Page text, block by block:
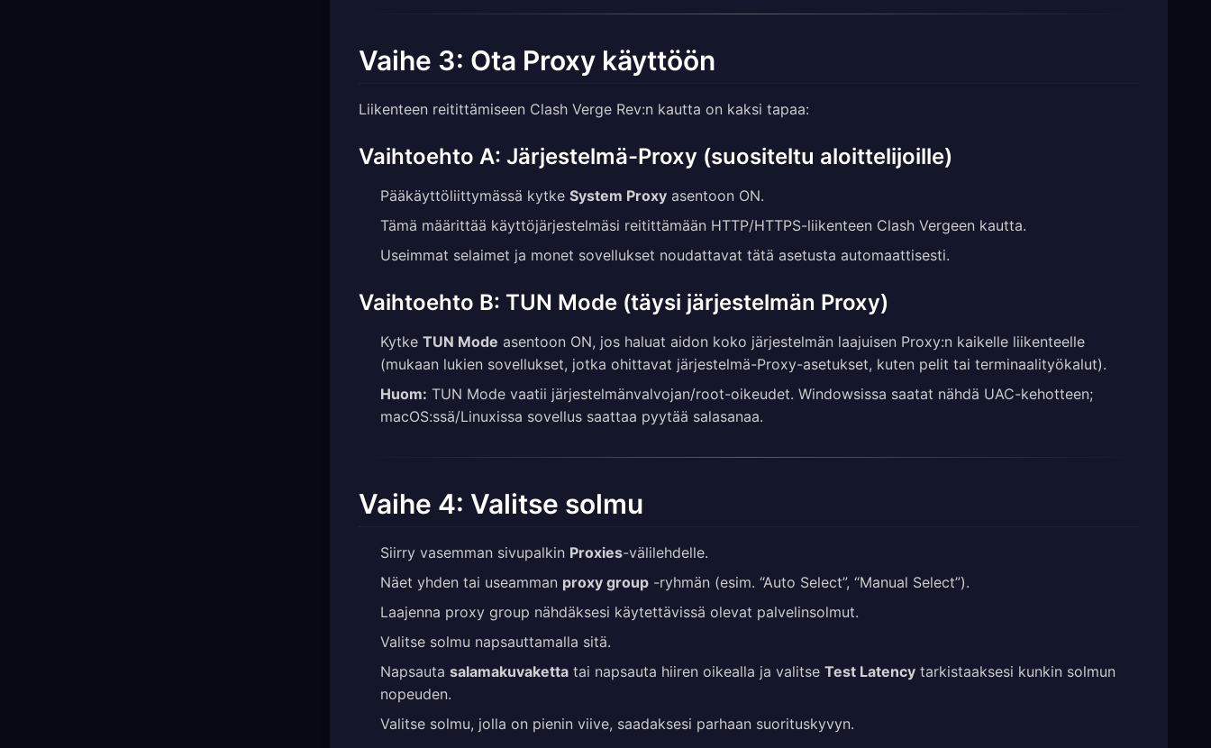
Vaihe 3: Ota Proxy käyttöön
Liikenteen reitittämiseen Clash Verge Rev:n kautta on kaksi tapaa:
Vaihtoehto A: Järjestelmä-Proxy (suositeltu aloittelijoille)
Pääkäyttöliittymässä kytke System Proxy asentoon ON.
Tämä määrittää käyttöjärjestelmäsi reitittämään HTTP/HTTPS-liikenteen Clash Vergeen kautta.
Useimmat selaimet ja monet sovellukset noudattavat tätä asetusta automaattisesti.
Vaihtoehto B: TUN Mode (täysi järjestelmän Proxy)
Kytke TUN Mode asentoon ON, jos haluat aidon koko järjestelmän laajuisen Proxy:n kaikelle liikenteelle
(mukaan lukien sovellukset, jotka ohittavat järjestelmä-Proxy-asetukset, kuten pelit tai terminaalityökalut).
Huom: TUN Mode vaatii järjestelmänvalvojan/root-oikeudet. Windowsissa saatat nähdä UAC-kehotteen;
macOS:ssä/Linuxissa sovellus saattaa pyytää salasanaa.
Vaihe 4: Valitse solmu
Siirry vasemman sivupalkin Proxies-välilehdelle.
Näet yhden tai useamman proxy group -ryhmän (esim. “Auto Select”, “Manual Select”).
Laajenna proxy group nähdäksesi käytettävissä olevat palvelinsolmut.
Valitse solmu napsauttamalla sitä.
Napsauta salamakuvaketta tai napsauta hiiren oikealla ja valitse Test Latency tarkistaaksesi kunkin solmun
nopeuden.
Valitse solmu, jolla on pienin viive, saadaksesi parhaan suorituskyvyn.